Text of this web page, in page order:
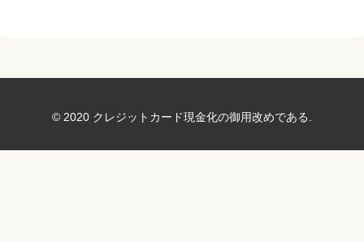
© 2020 クレジットカード現金化の御用改めである.